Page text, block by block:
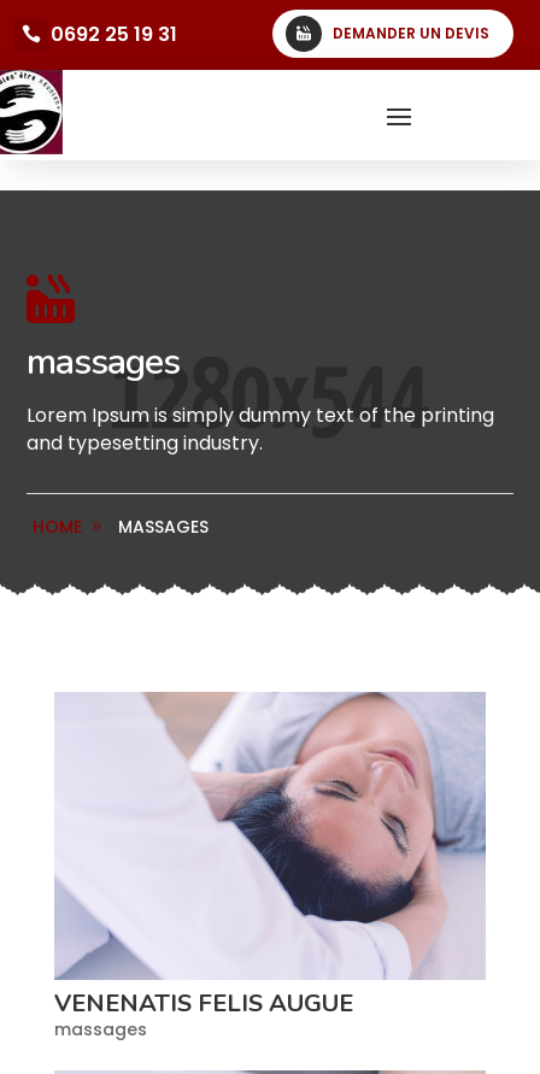
0692 25 19 31 DEMANDER UN DEVIS

massages
Lorem Ipsum is simply dummy text of the printing
and typesetting industry.
HOME MASSAGES
VENENATIS FELIS AUGUE
massages